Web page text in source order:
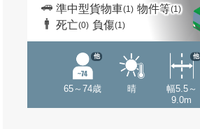
準中型貨物車(1) 物件等(1)
死亡(0) 負傷(1)
65～74歳
他
晴
幅5.5～
9.0m
他